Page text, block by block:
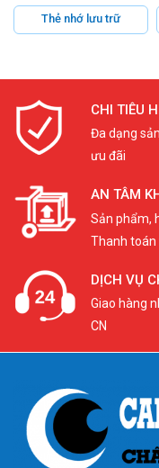
Thẻ nhớ lưu trữ
CHI TIÊU
Đa dạng
ưu đãi
AN TÂM
Sản phẩm,
Thanh toán
DỊCH VỤ
Giao hàng
CN